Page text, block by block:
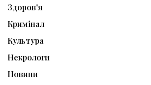
Здоров'я
Кримінал
Культура
Некрологи
Новини